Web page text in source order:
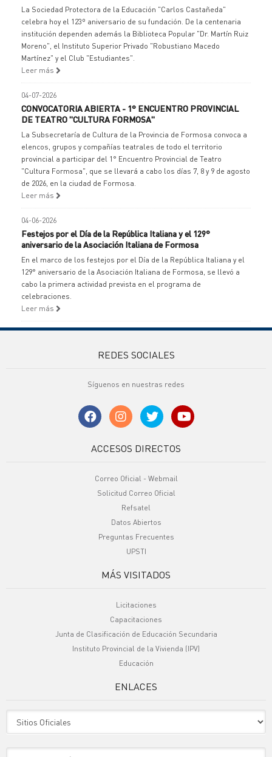
La Sociedad Protectora de la Educación "Carlos Castañeda"
celebra hoy el 123º aniversario de su fundación. De la centenaria
institución dependen además la Biblioteca Popular "Dr. Martín Ruiz
Moreno", el Instituto Superior Privado "Robustiano Macedo
Martínez" y el Club "Estudiantes".
Leer más
04-07-2026
CONVOCATORIA ABIERTA - 1° ENCUENTRO PROVINCIAL
DE TEATRO "CULTURA FORMOSA"
La Subsecretaría de Cultura de la Provincia de Formosa convoca a
elencos, grupos y compañías teatrales de todo el territorio
provincial a participar del 1° Encuentro Provincial de Teatro
"Cultura Formosa", que se llevará a cabo los días 7, 8 y 9 de agosto
de 2026, en la ciudad de Formosa.
Leer más
04-06-2026
Festejos por el Día de la República Italiana y el 129°
aniversario de la Asociación Italiana de Formosa
En el marco de los festejos por el Día de la República Italiana y el
129° aniversario de la Asociación Italiana de Formosa, se llevó a
cabo la primera actividad prevista en el programa de
celebraciones.
Leer más
REDES SOCIALES
Síguenos en nuestras redes
ACCESOS DIRECTOS
Correo Oficial - Webmail
Solicitud Correo Oficial
Refsatel
Datos Abiertos
Preguntas Frecuentes
UPSTI
MÁS VISITADOS
Licitaciones
Capacitaciones
Junta de Clasificación de Educación Secundaria
Instituto Provincial de la Vivienda (IPV)
Educación
ENLACES